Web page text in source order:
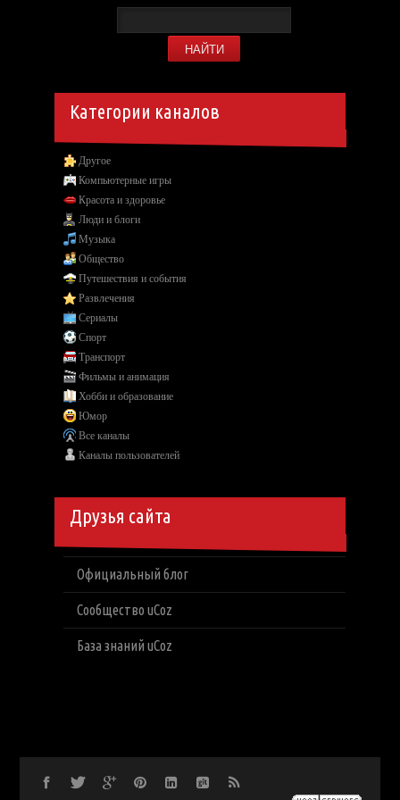
Категории каналов
Другое
Компьютерные игры
Красота и здоровье
Люди и блоги
Музыка
Общество
Путешествия и события
Развлечения
Сериалы
Спорт
Транспорт
Фильмы и анимация
Хобби и образование
Юмор
Все каналы
Каналы пользователей
Друзья сайта
Официальный блог
Сообщество uCoz
База знаний uCoz